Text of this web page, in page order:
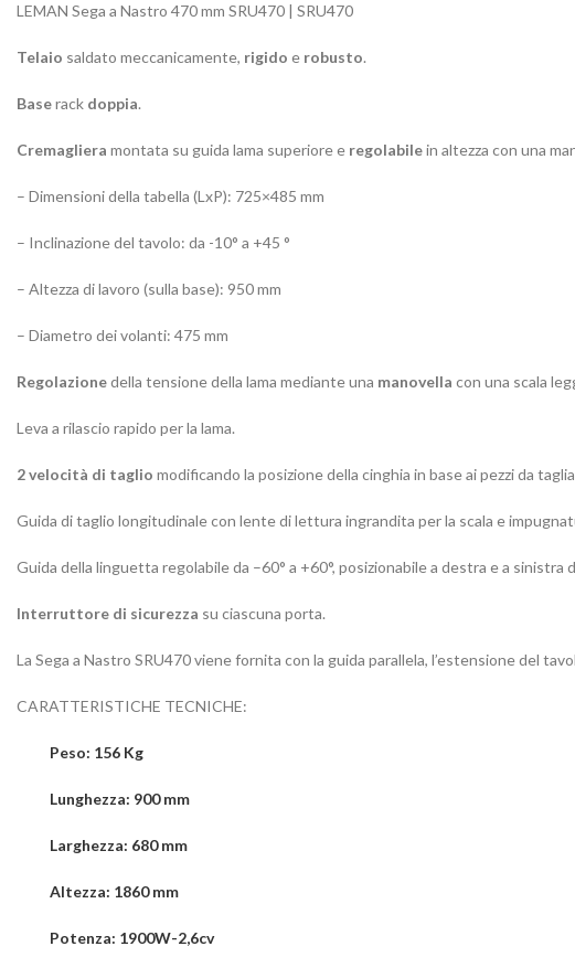
LEMAN Sega a Nastro 470 mm SRU470 | SRU470
Telaio saldato meccanicamente, rigido e robusto.
Baserack doppia.
Cremagliera montata su guida lama superiore e regolabilein altezza con una
– Dimensioni della tabella (LxP): 725×485 mm
– Inclinazione del tavolo: da -10° a +45 °
– Altezza di lavoro (sulla base): 950 mm
– Diametro dei volanti: 475 mm
Regolazionedella tensione della lama mediante una manovella con una scala
Leva a rilascio rapido per la lama.
2 velocità di taglio modificando la posizione della cinghia in base ai pezzi da
Guida di taglio longitudinale con lente di lettura ingrandita per la scala e
Guida della linguetta regolabile da –60° a +60°, posizionabile a destra e a sinistra
Interruttore di sicurezza su ciascuna porta.
La Sega a Nastro SRU470 viene fornita con la guida parallela, l’estensione del
CARATTERISTICHE TECNICHE:
Peso: 156 Kg
Lunghezza: 900 mm
Larghezza: 680 mm
Altezza: 1860 mm
Potenza: 1900W-2,6cv